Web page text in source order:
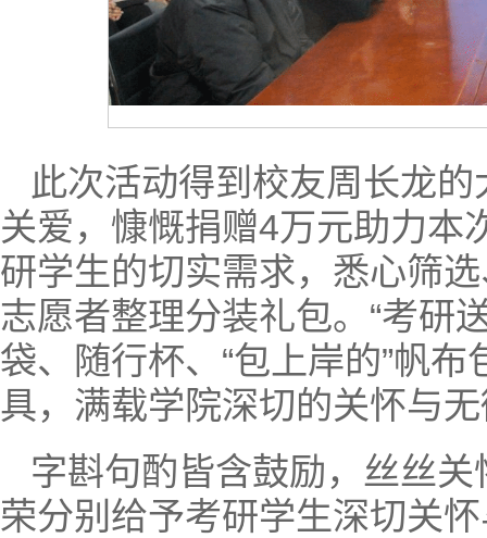
此次活动得到校友周长龙
关爱，慷慨捐赠4万元助力本
研学生的切实需求，悉心筛
志愿者整理分装礼包。“考研
袋、随行杯、“包上岸的”帆
具，满载学院深切的关怀与
字斟句酌皆含鼓励，丝丝
荣分别给予考研学生深切关